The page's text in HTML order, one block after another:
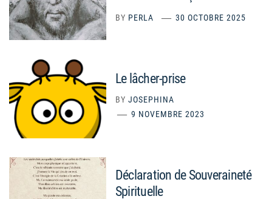
BY PERLA 30 OCTOBRE 2025
Le lâcher-prise
BY JOSEPHINA
9 NOVEMBRE 2023
Déclaration de Souveraineté
Spirituelle